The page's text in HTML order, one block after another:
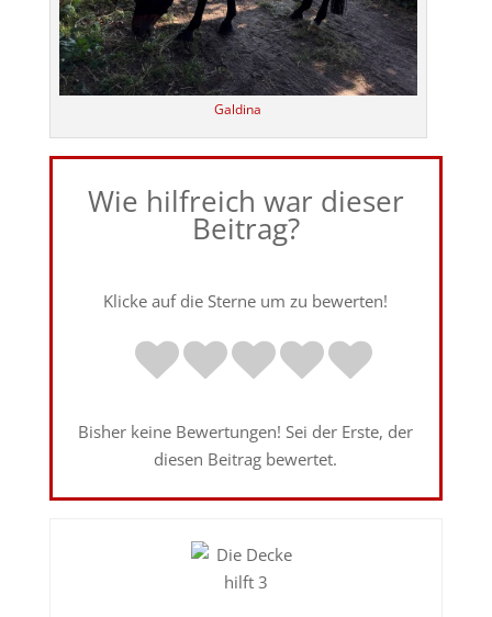
Galdina
Wie hilfreich war dieser
Beitrag?
Klicke auf die Sterne um zu bewerten!
Bisher keine Bewertungen! Sei der Erste, der
diesen Beitrag bewertet.